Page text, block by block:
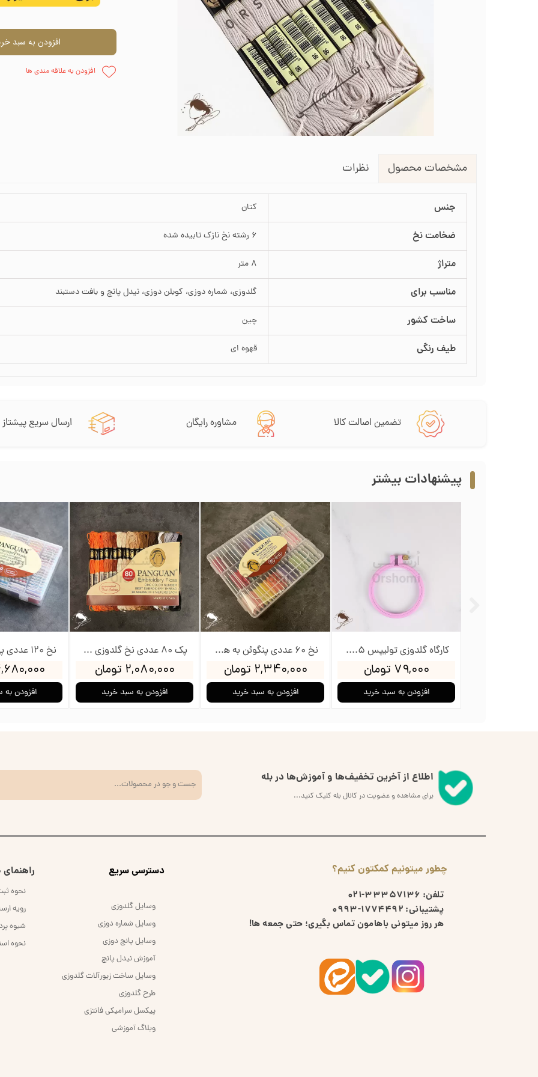
لوازم انتقال طرح روی پارچه
طرح خام نیدل پانچ
طرح گلدوزی
جعبه نظم دهنده
جاسوزنی و نگهدارنده سوزن
زیورآلات گلدوزی
قیچی شماره دوزی
جعبه نظم دهنده
جاسوزنی
چسب
افزودن به سبد
افزودن به علاقه مندی ها
مشخصات محصول نظرات
جنس کتان
ضخامت نخ 6 رشته نخ نازک تابیده شده
متراژ 8 متر
مناسب برای گلدوزی، شماره دوزی، کوبلن دوزی، نیدل پانچ و بافت دستبند
ساخت کشور چین
طیف رنگی قهوه ای
تضمین اصالت کالا مشاوره رایگان ارسال سریع پیشتاز
۴,۶۸۰,۰۰۰
افزودن به
پک 80 عددی نخ گلدوزی پنگوئن
۲,۰۸۰,۰۰۰ تومان
افزودن به سبد خرید
نخ 60 عددی پنگوئن به همراه جعبه و بوبین
۲,۳۴۰,۰۰۰ تومان
افزودن به سبد خرید
کارگاه گلدوزی تولیپس 8.5سانت
۷۹,۰۰۰ تومان
افزودن به سبد خرید
پیشنهادات بیشتر
چطور میتونیم کمکتون کنیم؟
تلفن: 33357136-021
پشتیبانی: 1774492-0993
هر روز میتونی باهامون تماس بگیری؛ حتی جمعه ها!
نحوه
رویه
شیوه
نحوه
اطلاع از آخرین تخفیف‌ها و آموزش‌ها در بله
برای مشاهده و عضویت در کانال بله کلیک کنید...
​دسترسی سریع
وسایل گلدوزی
وسایل شماره دوزی
وسایل پانچ دوزی
آموزش نیدل پانچ
وسایل ساخت زیورآلات گلدوزی
طرح گلدوزی
پیکسل سرامیکی فانتزی
وبلاگ آموزشی